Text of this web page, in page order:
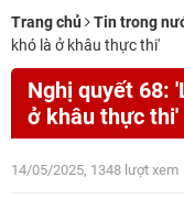
Trang chủ Tin trong
khó là ở khâu thực thi'
Nghị quyết 68:
ở khâu thực thi'
14/05/2025, 1348 lượt xem